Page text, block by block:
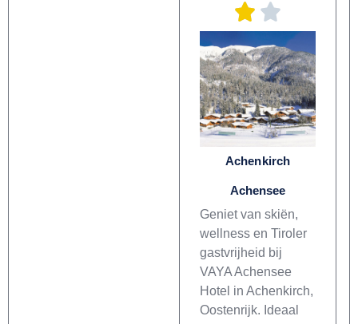
Achenkirch
Achensee
Geniet van skiën,
wellness en Tiroler
gastvrijheid bij
VAYA Achensee
Hotel in Achenkirch,
Oostenrijk. Ideaal